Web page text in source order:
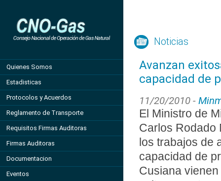
Quienes Somos
Estadisticas
Protocolos y Acuerdos
Reglamento de Transporte
Requisitos Firmas Auditoras
Firmas Auditoras
Documentacion
Eventos
Noticias
Avanzan
capacidad de
11/20/2010 -
El Ministro de
Carlos
los trabajos de
capacidad de
Cusiana